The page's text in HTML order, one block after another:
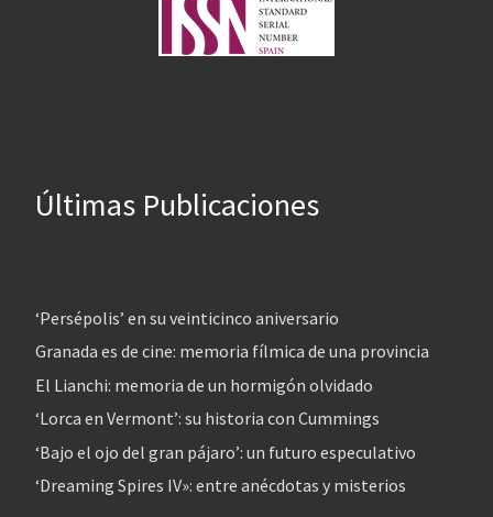
Últimas Publicaciones
‘Persépolis’ en su veinticinco aniversario
Granada es de cine: memoria fílmica de una provincia
El Lianchi: memoria de un hormigón olvidado
‘Lorca en Vermont’: su historia con Cummings
‘Bajo el ojo del gran pájaro’: un futuro especulativo
‘Dreaming Spires IV»: entre anécdotas y misterios